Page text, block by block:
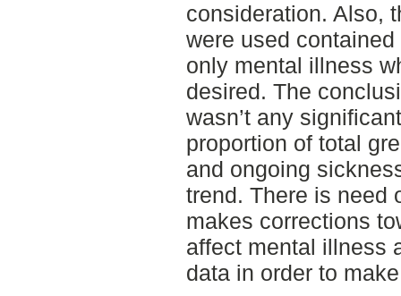
consideration. Also,
were used
only mental illness
desired. The
wasn’t any
proportion of total
and ongoing
trend. There is need
makes corrections
affect mental illness
data in order to